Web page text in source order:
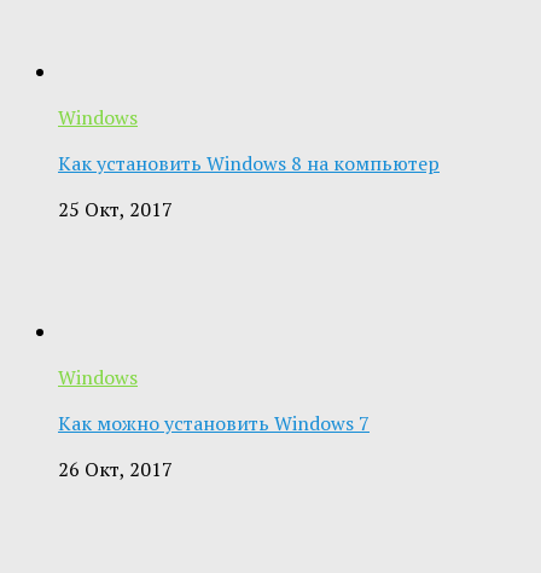
Windows
Как установить Windows 8 на компьютер
25 Окт, 2017
Windows
Как можно установить Windows 7
26 Окт, 2017